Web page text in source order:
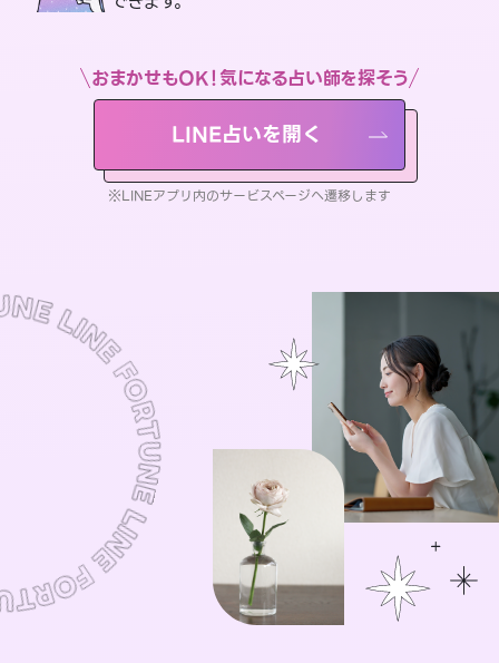
おまかせもOK！気になる占い師を探そう
LINE占いを開く
※LINEアプリ内のサービスページへ遷移します